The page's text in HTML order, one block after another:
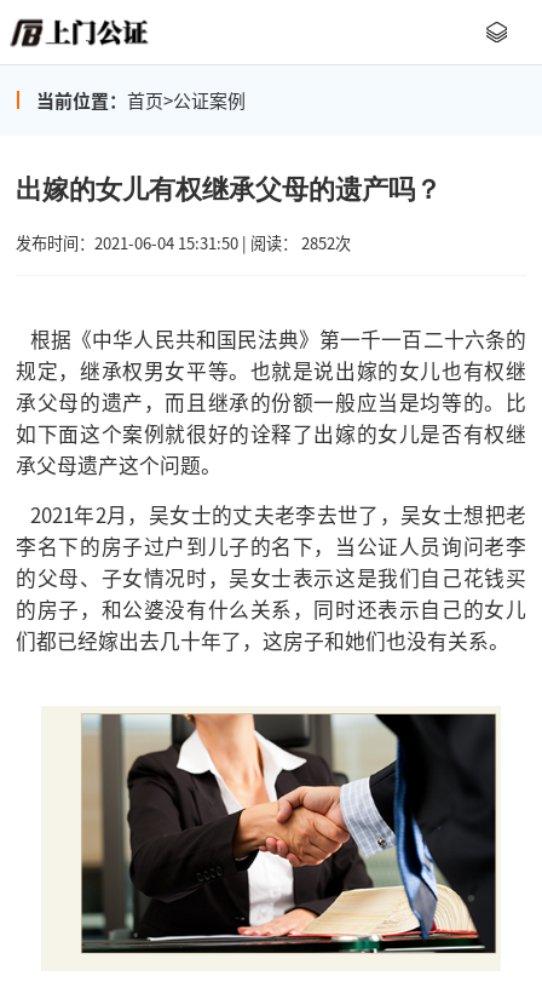
当前位置： 首页>公证案例
出嫁的女儿有权继承父母的遗产吗？
发布时间：2021-06-04 15:31:50 | 阅读： 2852次
根据《中华人民共和国民法典》第一千一百二十六条的
规定，继承权男女平等。也就是说出嫁的女儿也有权继
承父母的遗产，而且继承的份额一般应当是均等的。比
如下面这个案例就很好的诠释了出嫁的女儿是否有权继
承父母遗产这个问题。
2021年2月，吴女士的丈夫老李去世了，吴女士想把老
李名下的房子过户到儿子的名下，当公证人员询问老李
的父母、子女情况时，吴女士表示这是我们自己花钱买
的房子，和公婆没有什么关系，同时还表示自己的女儿
们都已经嫁出去几十年了，这房子和她们也没有关系。